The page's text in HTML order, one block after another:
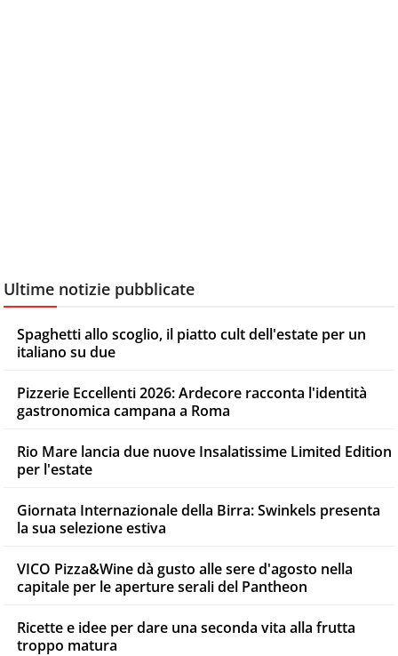
Ultime notizie pubblicate
Spaghetti allo scoglio, il piatto cult dell'estate per un
italiano su due
Pizzerie Eccellenti 2026: Ardecore racconta l'identità
gastronomica campana a Roma
Rio Mare lancia due nuove Insalatissime Limited Edition
per l'estate
Giornata Internazionale della Birra: Swinkels presenta
la sua selezione estiva
VICO Pizza&Wine dà gusto alle sere d'agosto nella
capitale per le aperture serali del Pantheon
Ricette e idee per dare una seconda vita alla frutta
troppo matura